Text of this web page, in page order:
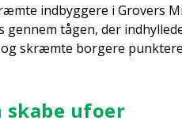
ind­byg­ge­re i Grovers
gen­nem tågen, der
skræm­te bor­ge­re
ska­be ufo­er